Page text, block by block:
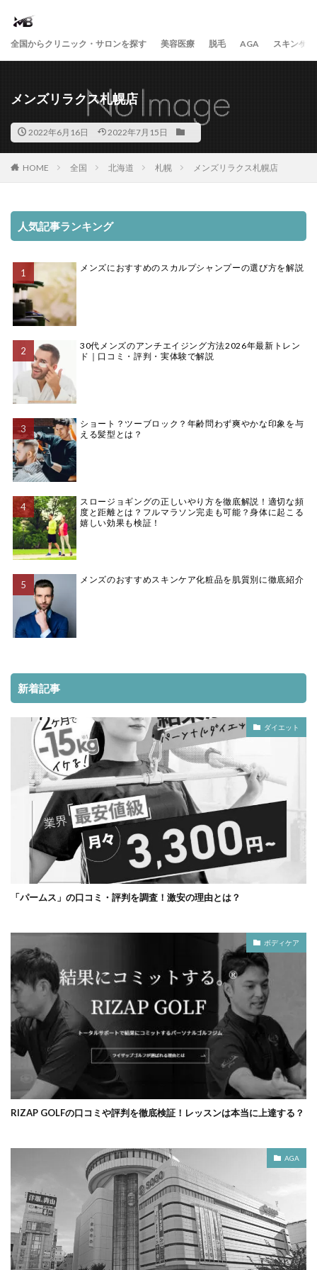
全国からクリニック・サロンを探す 美容医療 脱毛 AGA スキンケア
メンズリラクス札幌店
2022年6月16日 2022年7月15日
HOME 全国 北海道 札幌 メンズリラクス札幌店
人気記事ランキング
メンズにおすすめのスカルプシャンプーの選び方を解説
30代メンズのアンチエイジング方法2026年最新トレン
ド｜口コミ・評判・実体験で解説
ショート？ツーブロック？年齢問わず爽やかな印象を与
える髪型とは？
スロージョギングの正しいやり方を徹底解説！適切な頻
度と距離とは？フルマラソン完走も可能？身体に起こる
嬉しい効果も検証！
メンズのおすすめスキンケア化粧品を肌質別に徹底紹介
新着記事
ダイエット
「パームス」の口コミ・評判を調査！激安の理由とは？
ボディケア
RIZAP GOLFの口コミや評判を徹底検証！レッスンは本当に上達する？
AGA